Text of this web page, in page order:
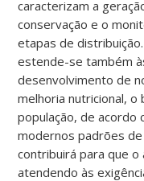
caracterizam a
conservação e o
etapas de
estende-se também
desenvolvimento de
melhoria nutricional,
população, de acordo
modernos padrões
contribuirá para que o
atendendo às